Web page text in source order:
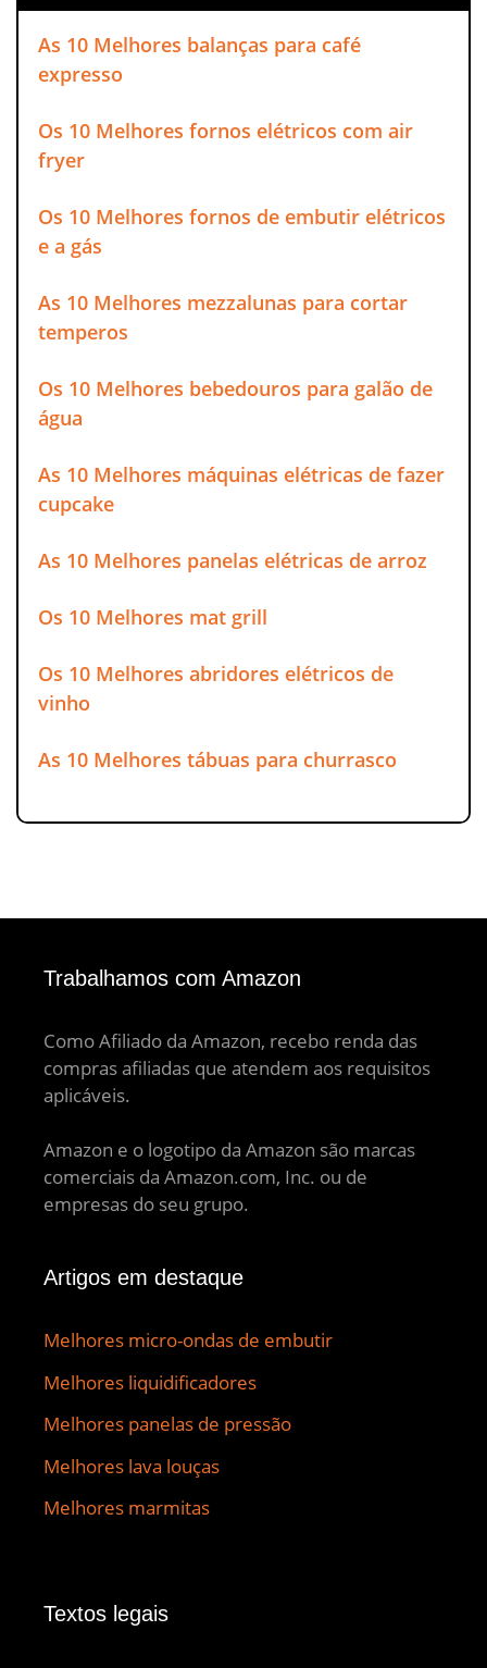
As 10 Melhores balanças para café
expresso
Os 10 Melhores fornos elétricos com air
fryer
Os 10 Melhores fornos de embutir elétricos
e a gás
As 10 Melhores mezzalunas para cortar
temperos
Os 10 Melhores bebedouros para galão de
água
As 10 Melhores máquinas elétricas de fazer
cupcake
As 10 Melhores panelas elétricas de arroz
Os 10 Melhores mat grill
Os 10 Melhores abridores elétricos de
vinho
As 10 Melhores tábuas para churrasco
Trabalhamos com Amazon
Como Afiliado da Amazon, recebo renda das
compras afiliadas que atendem aos requisitos
aplicáveis.
Amazon e o logotipo da Amazon são marcas
comerciais da Amazon.com, Inc. ou de
empresas do seu grupo.
Artigos em destaque
Melhores micro-ondas de embutir
Melhores liquidificadores
Melhores panelas de pressão
Melhores lava louças
Melhores marmitas
Textos legais